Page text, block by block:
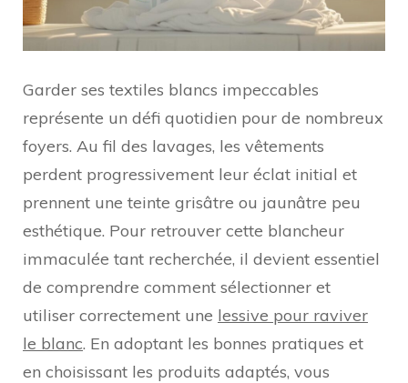
Garder ses textiles blancs impeccables
représente un défi quotidien pour de nombreux
foyers. Au fil des lavages, les vêtements
perdent progressivement leur éclat initial et
prennent une teinte grisâtre ou jaunâtre peu
esthétique. Pour retrouver cette blancheur
immaculée tant recherchée, il devient essentiel
de comprendre comment sélectionner et
utiliser correctement une lessive pour raviver
le blanc. En adoptant les bonnes pratiques et
en choisissant les produits adaptés, vous